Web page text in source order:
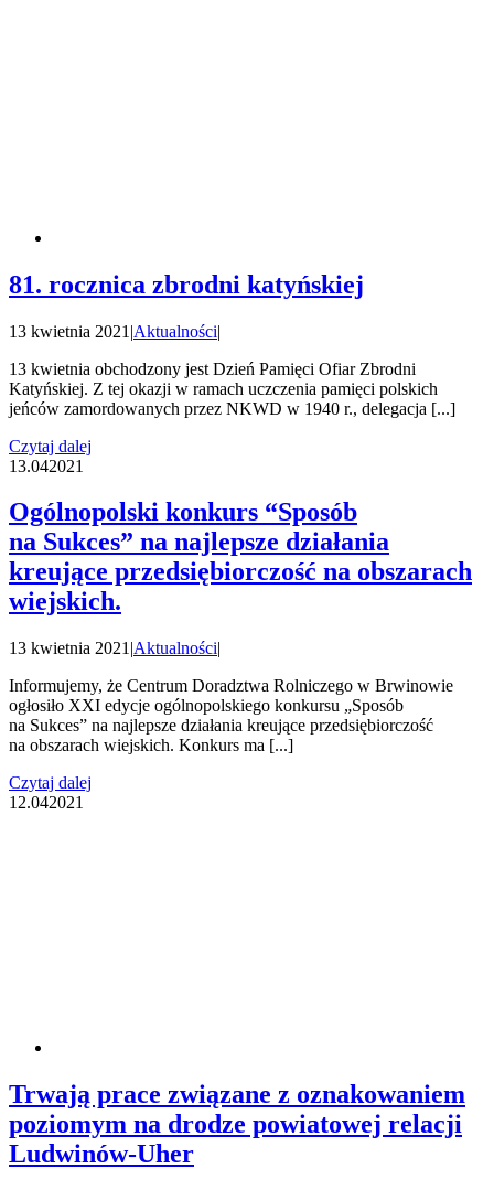
81. rocznica zbrodni katyńskiej
13 kwietnia 2021 |Aktualności|
13 kwietnia obchodzony jest Dzień Pamięci Ofiar Zbrodni
Katyńskiej. Z tej okazji w ramach uczczenia pamięci polskich
jeńców zamordowanych przez NKWD w 1940 r., delegacja [...]
Czytaj dalej
13.042021
Ogólnopolski konkurs “Sposób
na Sukces” na najlepsze działania
kreujące przedsiębiorczość na obszarach
wiejskich.
13 kwietnia 2021 |Aktualności|
Informujemy, że Centrum Doradztwa Rolniczego w Brwinowie
ogłosiło XXI edycje ogólnopolskiego konkursu „Sposób
na Sukces” na najlepsze działania kreujące przedsiębiorczość
na obszarach wiejskich. Konkurs ma [...]
Czytaj dalej
12.042021
Trwają prace związane z oznakowaniem
poziomym na drodze powiatowej relacji
Ludwinów-Uher